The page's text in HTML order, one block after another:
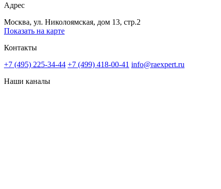
Адрес
Москва, ул. Николоямская, дом 13, стр.2
Показать на карте
Контакты
+7 (495) 225-34-44 +7 (499) 418-00-41 info@raexpert.ru
Наши каналы